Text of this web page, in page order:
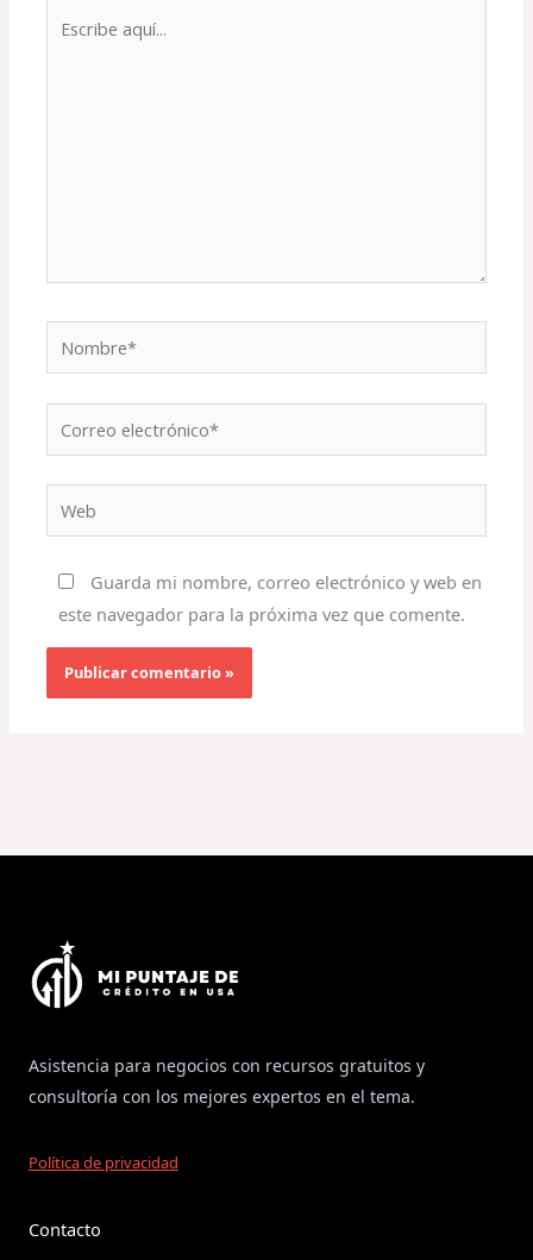
Nombre*
electrónico*
Guarda mi nombre, correo electrónico y web en
este navegador para la próxima vez que comente.
Asistencia para negocios con recursos gratuitos y
consultoría con los mejores expertos en el tema.
Política de privacidad
Contacto